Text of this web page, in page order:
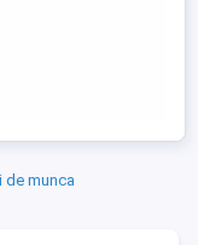
pachet salarial
baza de Curriculum
mail: Detali la telefon:
de munca